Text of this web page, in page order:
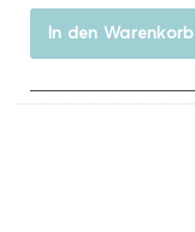
In den Warenkorb